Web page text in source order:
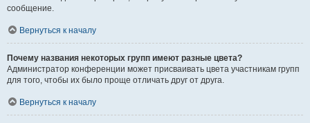
сообщение.
Вернуться к началу
Почему названия некоторых групп имеют разные цвета?
Администратор конференции может присваивать цвета участникам групп
для того, чтобы их было проще отличать друг от друга.
Вернуться к началу